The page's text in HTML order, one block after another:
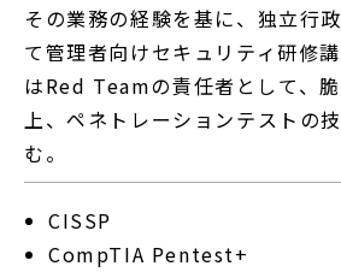
その業務の経験を基に、独立行
て管理者向けセキュリティ研修
はRed Teamの責任者として、
上、ペネトレーションテストの
む。
CISSP
CompTIA Pentest+